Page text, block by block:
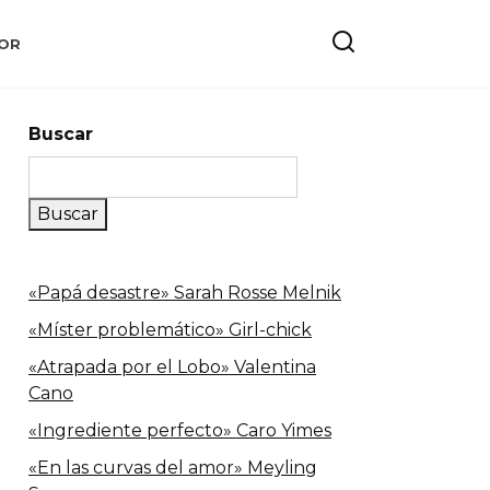
Buscar
Buscar
«Papá desastre» Sarah Rosse Melnik
«Míster problemático» Girl-chick
«Atrapada por el Lobo» Valentina
Cano
«Ingrediente perfecto» Caro Yimes
«En las curvas del amor» Meyling